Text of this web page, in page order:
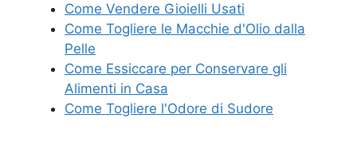
Come Vendere Gioielli Usati
Come Togliere le Macchie d'Olio dalla
Pelle
Come Essiccare per Conservare gli
Alimenti in Casa
Come Togliere l'Odore di Sudore